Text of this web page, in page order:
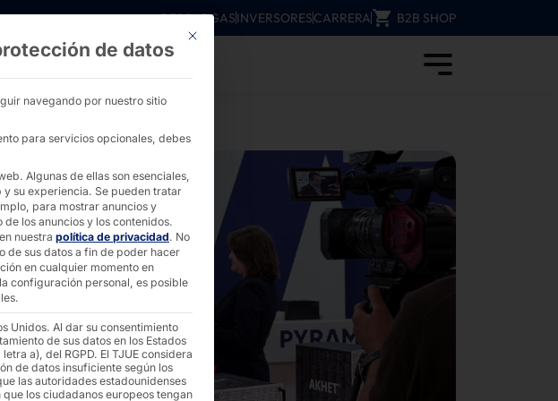
DESCARGASINVERSORESCARRERA B2B SHOP
en la incrustada - PYRAMID
Este botón cierra el cuadro de diálogo. Su función es idéntica a la del
de datos
navegando por nuestro sitio
para servicios opcionales, debes
Algunas de ellas son esenciales,
y su experiencia. Se pueden tratar
para mostrar anuncios y
los anuncios y los contenidos.
nuestra política de privacidad. No
de sus datos a fin de poder hacer
en cualquier momento en
configuración personal, es posible
Unidos. Al dar su consentimiento
de sus datos en los Estados
a), del RGPD. El TJUE considera
de datos insuficiente según los
las autoridades estadounidenses
los ciudadanos europeos tengan